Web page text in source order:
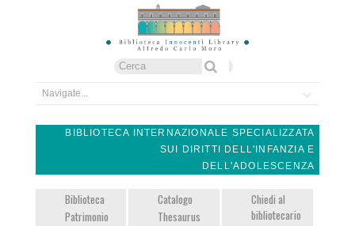
Form di ricerca
Cerca
BIBLIOTECA INTERNAZIONALE SPECIALIZZATA
SUI DIRITTI DELL'INFANZIA E
DELL'ADOLESCENZA
Biblioteca
Patrimonio
Catalogo
Thesaurus
Chiedi al
bibliotecario